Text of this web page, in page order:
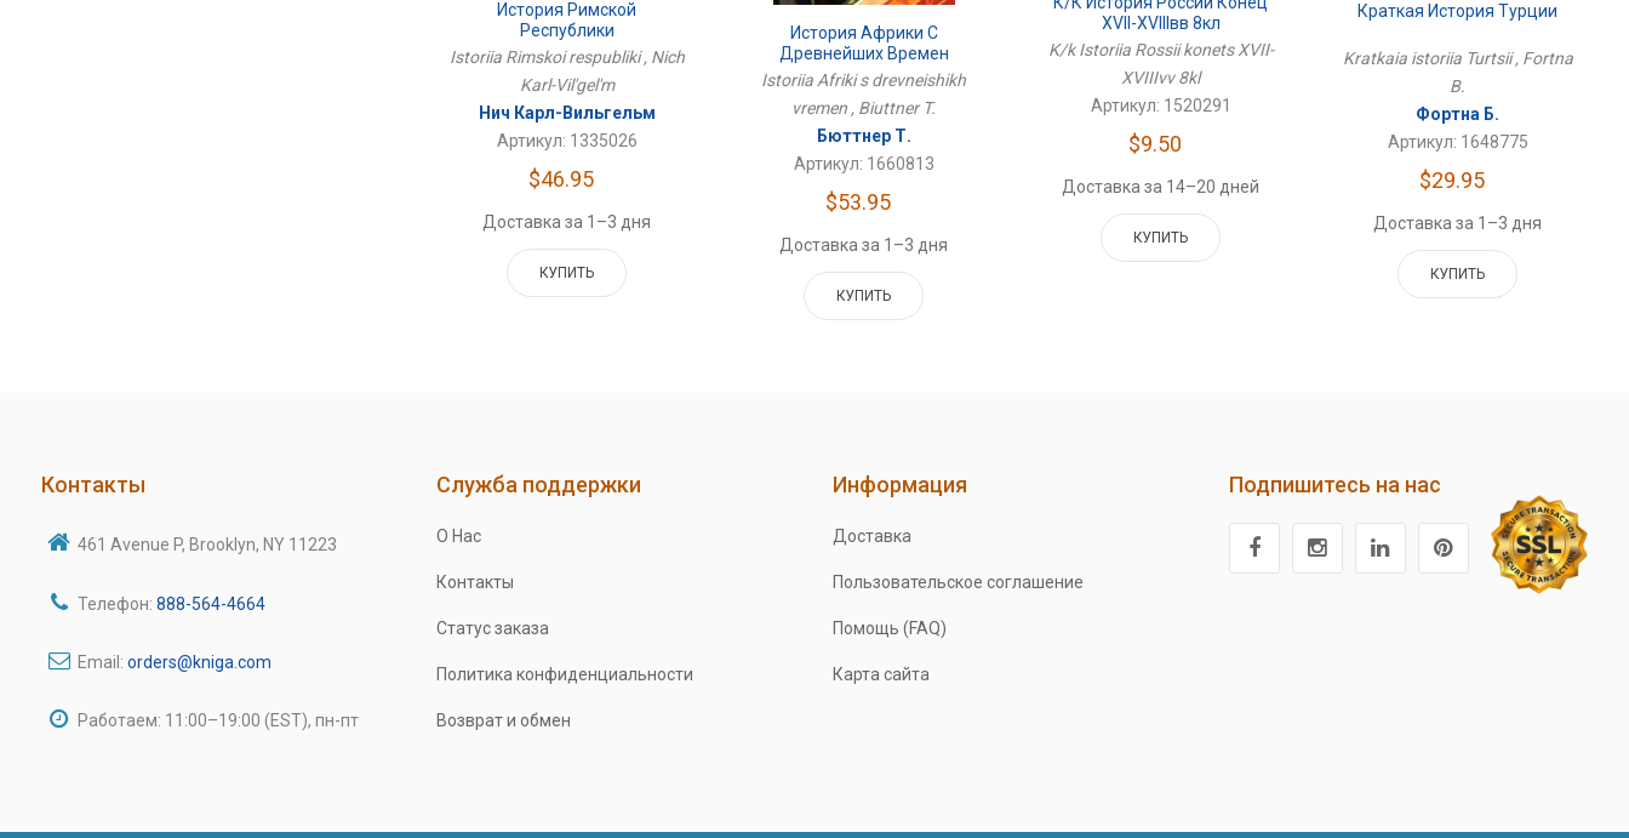
История Римской
Республики
Istoriia Rimskoi respubliki , Nich
Karl-Vil'gel'm
Нич Карл-Вильгельм
Артикул: 1335026
$46.95
Доставка за 1–3 дня
КУПИТЬ
История Африки С
Древнейших Времен
Istoriia Afriki s drevneishikh
vremen , Biuttner T.
Бюттнер Т.
Артикул: 1660813
$53.95
Доставка за 1–3 дня
КУПИТЬ
XVII-XVIIIвв 8кл
K/k Istoriia Rossii konets XVII-
XVIIIvv 8kl
Артикул: 1520291
$9.50
Доставка за 14–20 дней
КУПИТЬ
Краткая История Турции
Kratkaia istoriia Turtsii , Fortna
B.
Фортна Б.
Артикул: 1648775
$29.95
Доставка за 1–3 дня
КУПИТЬ
Контакты
461 Avenue P, Brooklyn, NY 11223
Телефон: 888-564-4664
Email: orders@kniga.com
Работаем: 11:00–19:00 (EST), пн-пт
Служба поддержки
О Нас
Контакты
Статус заказа
Политика конфиденциальности
Возврат и обмен
Информация
Доставка
Пользовательское соглашение
Помощь (FAQ)
Карта сайта
Подпишитесь на нас